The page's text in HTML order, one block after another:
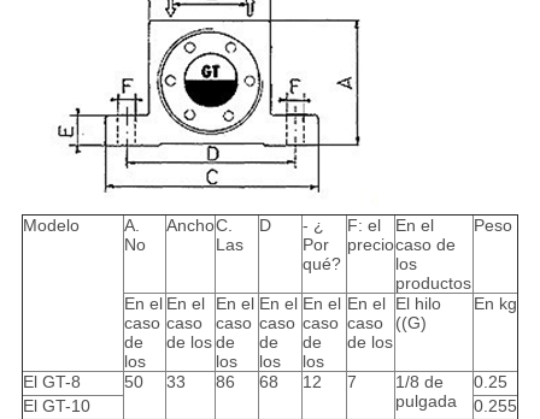
Modelo
A.
No
AnchoC.
Las
D
- ¿
Por
qué?
F: el
precio
En el
caso de
los
productos
Peso
En el
caso
de
los
En el
caso
de los
En el
caso
de
los
En el
caso
de
los
En el
caso
de
los
En el
caso
de los
El hilo
((G)
En kg
El GT-8 50 33 86 68 12 7
1/8 de
pulgada
0.25
El GT-10
0.255